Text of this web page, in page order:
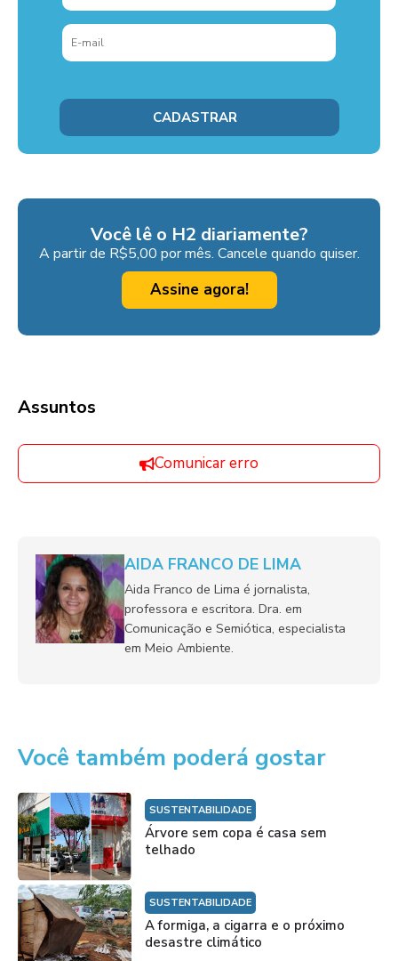
Você lê o H2 diariamente?
A partir de R$5,00 por mês. Cancele quando quiser.
Assine agora!
Assuntos
Comunicar erro
AIDA FRANCO DE LIMA
Aida Franco de Lima é jornalista,
professora e escritora. Dra. em
Comunicação e Semiótica, especialista
em Meio Ambiente.
Você também poderá gostar
SUSTENTABILIDADE
Árvore sem copa é casa sem
telhado
SUSTENTABILIDADE
A formiga, a cigarra e o próximo
desastre climático